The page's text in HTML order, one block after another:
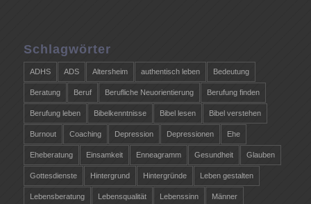
Schlagwörter
ADHS ADS Altersheim authentisch leben Bedeutung
Beratung Beruf Berufliche Neuorientierung Berufung finden
Berufung leben Bibelkenntnisse Bibel lesen Bibel verstehen
Burnout Coaching Depression Depressionen Ehe
Eheberatung Einsamkeit Enneagramm Gesundheit Glauben
Gottesdienste Hintergrund Hintergründe Leben gestalten
Lebensberatung Lebensqualität Lebenssinn Männer